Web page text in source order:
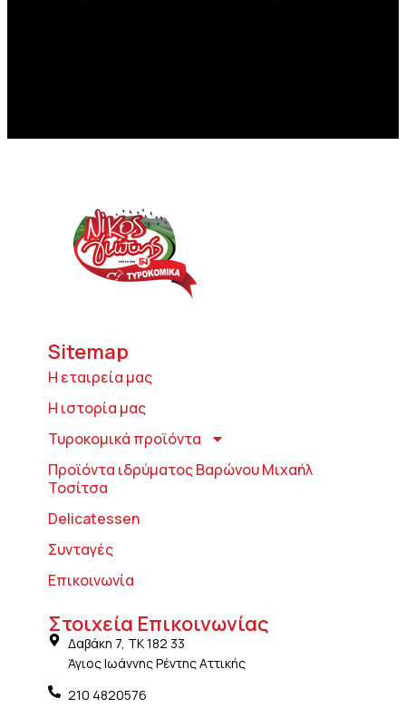
Sitemap
Η εταιρεία μας
Η ιστορία μας
Τυροκομικά προϊόντα
Προϊόντα ιδρύματος Βαρώνου Μιχαήλ
Τοσίτσα
Delicatessen
Συνταγές
Επικοινωνία
Στοιχεία Επικοινωνίας
Δαβάκη 7, ΤΚ 182 33
Άγιος Ιωάννης Ρέντης Αττικής
210 4820576